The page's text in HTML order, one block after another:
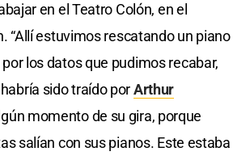
en el Teatro Colón, en el
“Allí estuvimos rescatando un piano
los datos que pudimos recabar,
sido traído porArthur
momento de su gira, porque
salían con sus pianos. Este estaba